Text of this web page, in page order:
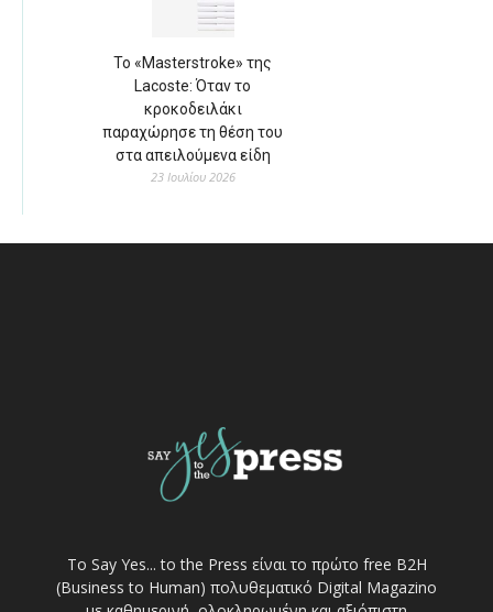
Το «Masterstroke» της
Lacoste: Όταν το
κροκοδειλάκι
παραχώρησε τη θέση του
στα απειλούμενα είδη
23 Ιουλίου 2026
Το Say Yes... to the Press είναι το πρώτο free Β2Η
(Business to Human) πολυθεματικό Digital Magazino